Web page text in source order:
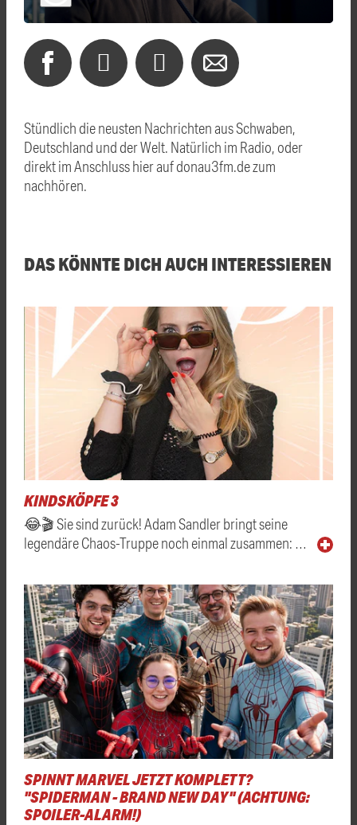
Stündlich die neusten Nachrichten aus Schwaben,
Deutschland und der Welt. Natürlich im Radio, oder
direkt im Anschluss hier auf donau3fm.de zum
nachhören.
DAS KÖNNTE DICH AUCH INTERESSIEREN
KINDSKÖPFE 3
😂🎬 Sie sind zurück! Adam Sandler bringt seine
legendäre Chaos-Truppe noch einmal zusammen: …
SPINNT MARVEL JETZT KOMPLETT?
"SPIDERMAN - BRAND NEW DAY" (ACHTUNG:
SPOILER-ALARM!)